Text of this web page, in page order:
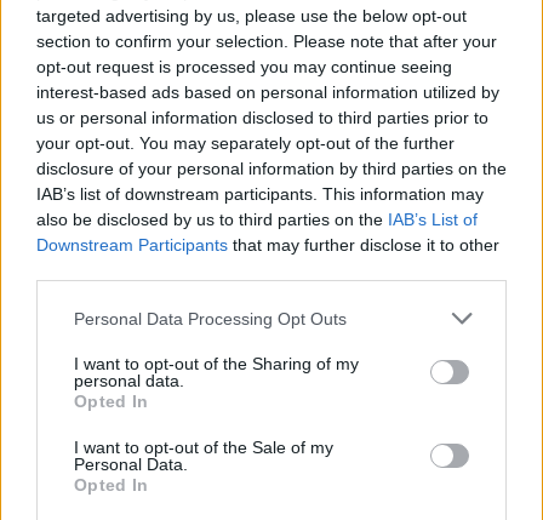
targeted advertising by us, please use the below opt-out
section to confirm your selection. Please note that after your
opt-out request is processed you may continue seeing
interest-based ads based on personal information utilized by
us or personal information disclosed to third parties prior to
your opt-out. You may separately opt-out of the further
disclosure of your personal information by third parties on the
IAB’s list of downstream participants. This information may
also be disclosed by us to third parties on the IAB’s List of
Downstream Participants that may further disclose it to other
Please note that this website/app uses one or more Google
not limited to your visit or usage behaviour. You may click to
grant or deny consent to Google and its third-party tags to
use your data for below specified purposes in below Google
consent section.
Personal Data Processing Opt Outs
I want to opt-out of the Sharing of my
personal data.
Opted In
I want to opt-out of the Sale of my
Personal Data.
Opted In
Nyilas
A Nyilas az egyik legnagyobb tanító a csillagjegyek
közül, nagyon jó érzéke van a filozófiai
kreativitáshoz, történetmeséléshez, tanításhoz. A
Nyilas a nagyvilágot kutatja, és ebből alkot,
összekapcsolva különböző kultúrákat és
nézőpontokat.